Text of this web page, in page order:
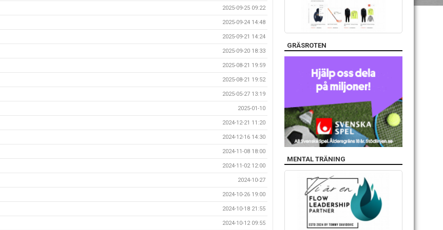
2025-09-25 09:22
2025-09-24 14:48
2025-09-21 14:24
2025-09-20 18:33
2025-08-21 19:59
2025-08-21 19:52
2025-05-27 13:19
2025-01-10
2024-12-21 11:20
2024-12-16 14:30
2024-11-08 18:00
2024-11-02 12:00
2024-10-27
2024-10-26 19:00
2024-10-18 21:55
2024-10-12 09:55
GRÄSROTEN
MENTAL TRÄNING